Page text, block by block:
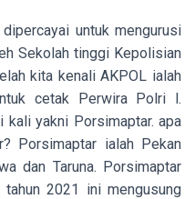
untuk mengurusi
Sekolah tinggi Kepolisian
kita kenali AKPOL ialah
cetak Perwira Polri l.
kali yakni Porsimaptar. apa
Porsimaptar ialah Pekan
dan Taruna. Porsimaptar
2021 ini mengusung